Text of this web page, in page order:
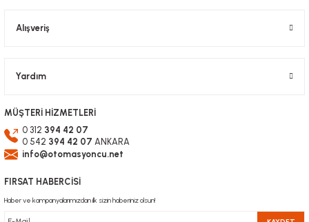
Alışveriş
Yardım
MÜŞTERİ HİZMETLERİ
0 312 394 42 07
0 542 394 42 07 ANKARA
info@otomasyoncu.net
FIRSAT HABERCİSİ
Haber ve kampanyalarımızdan ilk sizin haberiniz olsun!